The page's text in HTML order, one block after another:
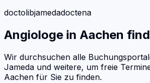
doctolibjamedadoctena
Angiologe in Aachen
Wir durchsuchen alle
Jameda und weitere, um freie
Aachen für Sie zu finden.